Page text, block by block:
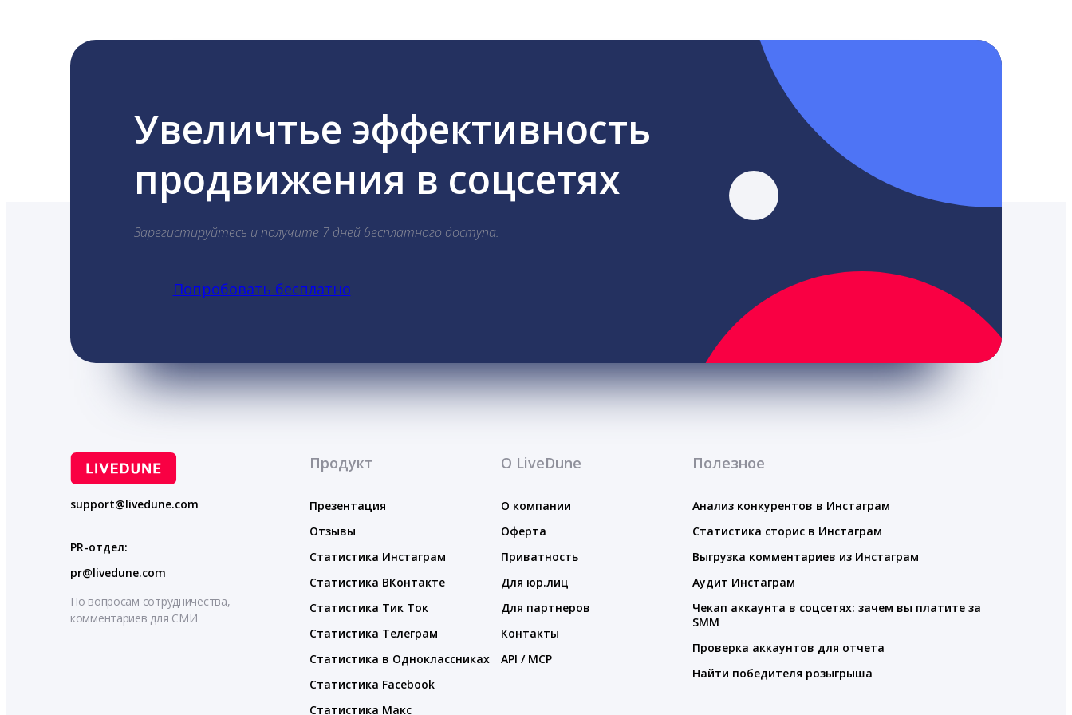
Увеличтье эффективность
продвижения в соцсетях
Зарегистируйтесь и получите 7 дней бесплатного доступа.
Попробовать бесплатно
support@livedune.com
PR-отдел:
pr@livedune.com
По вопросам сотрудничества,
комментариев для СМИ
Продукт
Презентация
Отзывы
Статистика Инстаграм
Статистика ВКонтакте
Статистика Тик Ток
Статистика Телеграм
Статистика в Одноклассниках
Статистика Facebook
Статистика Макс
О LiveDune
О компании
Оферта
Приватность
Для юр.лиц
Для партнеров
Контакты
API / MCP
Полезное
Анализ конкурентов в Инстаграм
Статистика сторис в Инстаграм
Выгрузка комментариев из Инстаграм
Аудит Инстаграм
Чекап аккаунта в соцсетях: зачем вы платите за
SMM
Проверка аккаунтов для отчета
Найти победителя розыгрыша